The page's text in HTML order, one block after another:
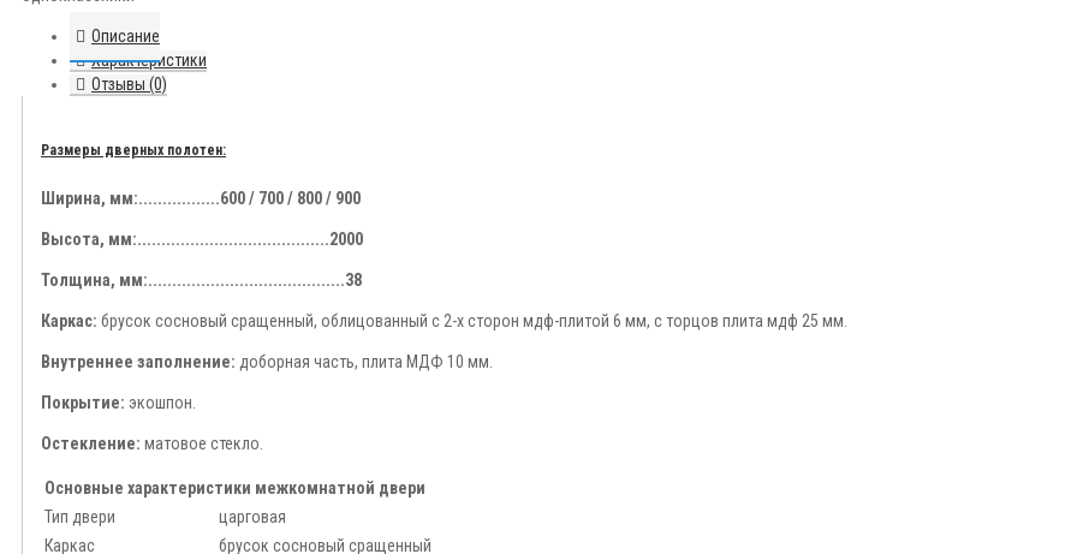
Описание
Характеристики
Отзывы (0)
Размеры дверных полотен:
Ширина, мм:.................600 / 700 / 800 / 900
Высота, мм:........................................2000
Толщина, мм:.........................................38
Каркас: брусок сосновый сращенный, облицованный с 2-х сторон мдф-плитой 6 мм, с торцов плита мдф 25 мм.
Внутреннее заполнение: доборная часть, плита МДФ 10 мм.
Покрытие: экошпон.
Остекление: матовое стекло.
Основные характеристики межкомнатной двери
Тип двери
царговая
Каркас
брусок сосновый сращенный